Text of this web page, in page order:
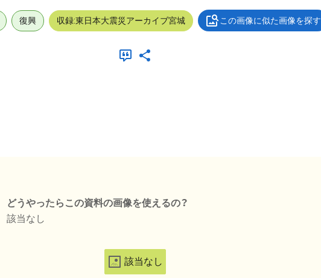
復興 収録:東日本大震災アーカイブ宮城 この画像に似た画像を探す
どうやったらこの資料の画像を使えるの？
該当なし
該当なし